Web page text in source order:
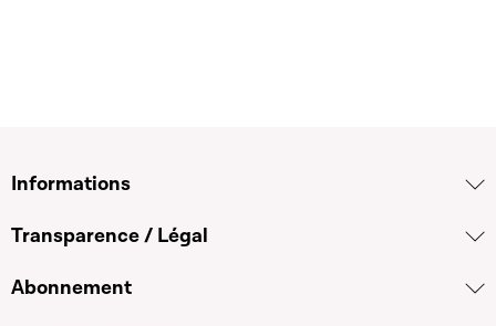
Informations
Transparence / Légal
Abonnement